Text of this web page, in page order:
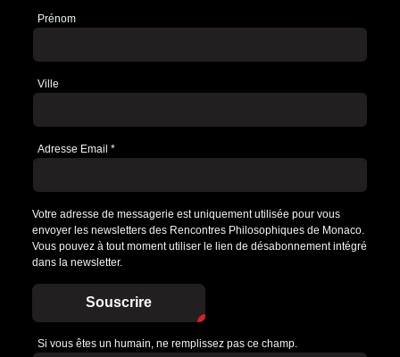
Prénom
Ville
Adresse Email *
Votre adresse de messagerie est uniquement utilisée pour vous
envoyer les newsletters des Rencontres Philosophiques de Monaco.
Vous pouvez à tout moment utiliser le lien de désabonnement intégré
dans la newsletter.
Souscrire
Si vous êtes un humain, ne remplissez pas ce champ.